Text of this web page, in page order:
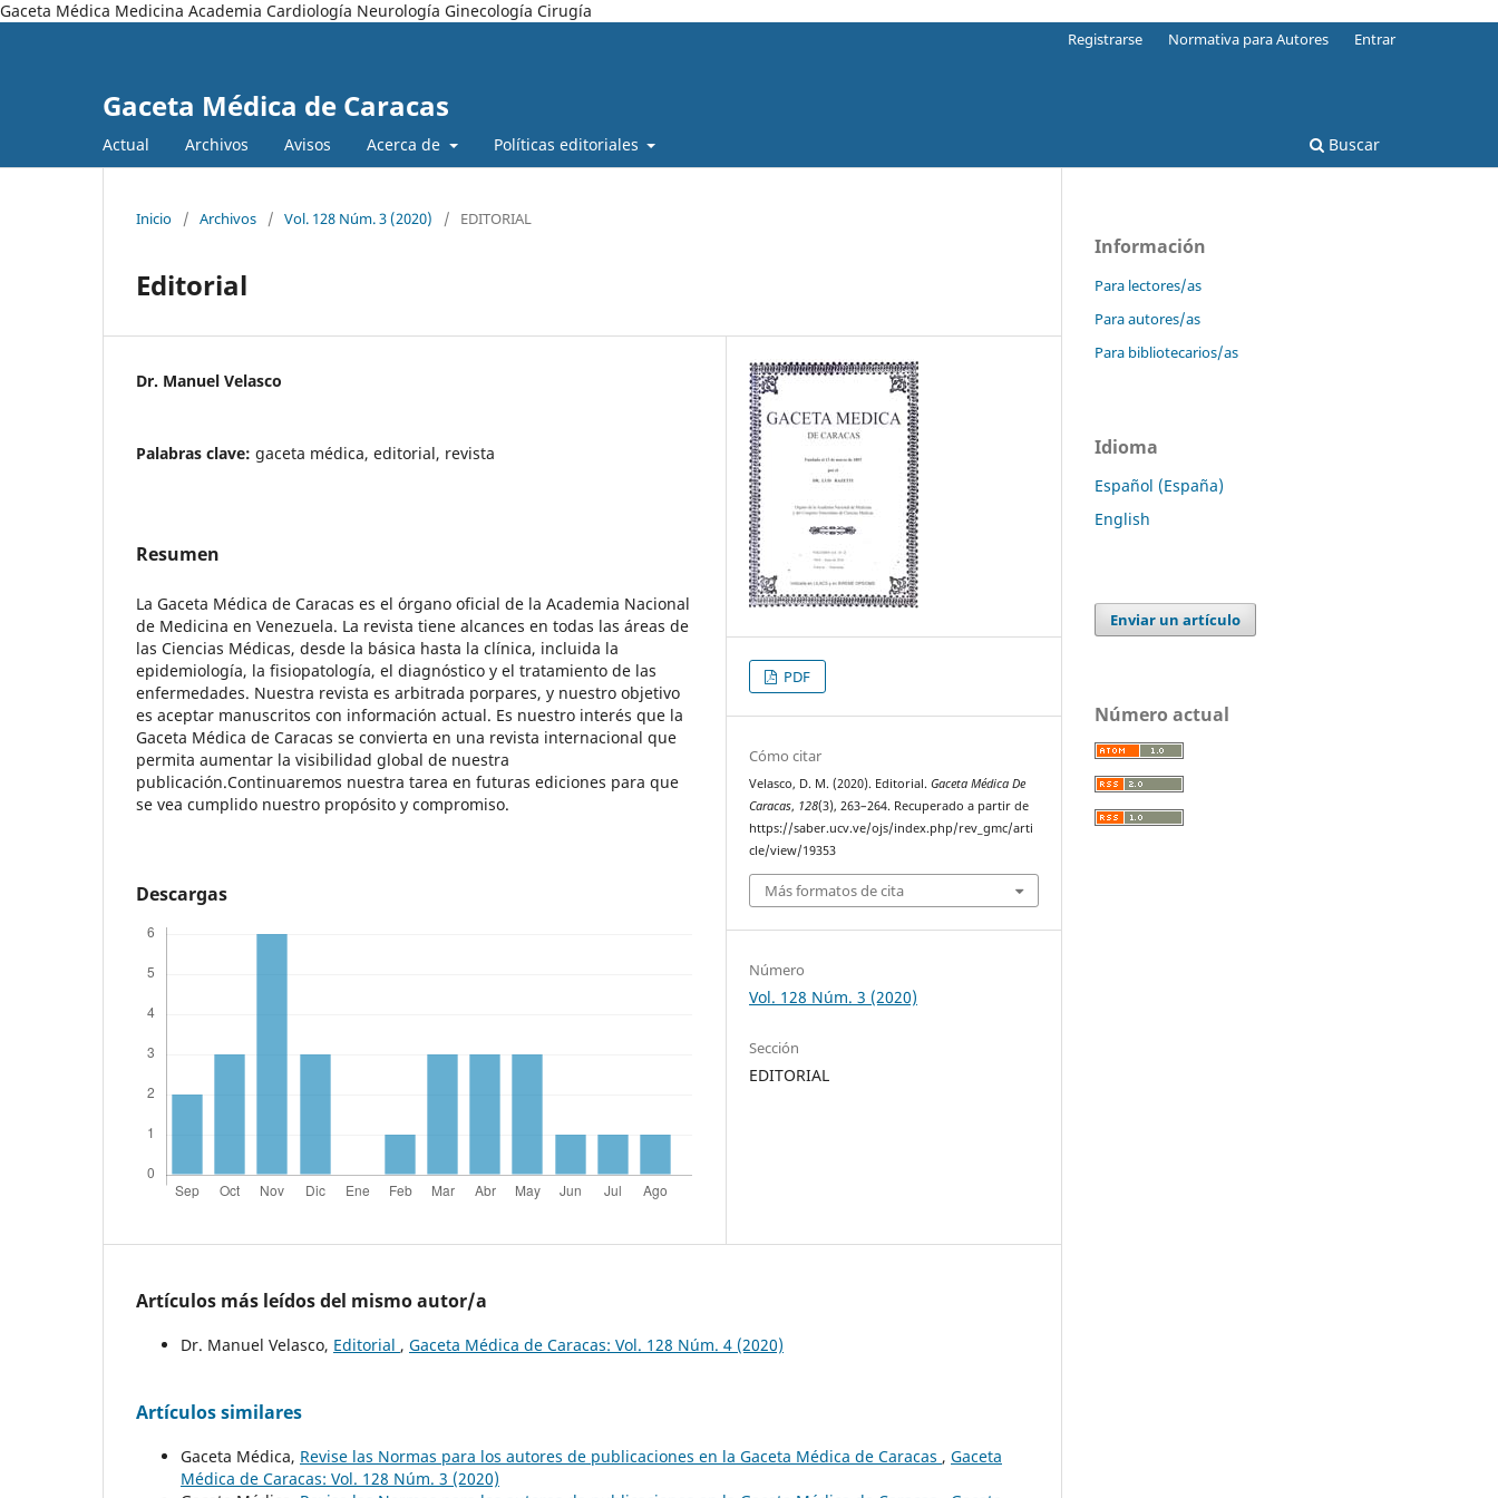
Gaceta Médica Medicina Academia Cardiología Neurología Ginecología Cirugía
Gaceta Médica de Caracas
Actual Archivos Avisos Acerca de Políticas editoriales Buscar
Registrarse Normativa para Autores Entrar
Inicio / Archivos / Vol. 128 Núm. 3 (2020) / EDITORIAL
Editorial
Dr. Manuel Velasco
Palabras clave: gaceta médica, editorial, revista
Resumen
La Gaceta Médica de Caracas es el órgano oficial de la Academia Nacional
de Medicina en Venezuela. La revista tiene alcances en todas las áreas de
las Ciencias Médicas, desde la básica hasta la clínica, incluida la
epidemiología, la fisiopatología, el diagnóstico y el tratamiento de las
enfermedades. Nuestra revista es arbitrada porpares, y nuestro objetivo
es aceptar manuscritos con información actual. Es nuestro interés que la
Gaceta Médica de Caracas se convierta en una revista internacional que
permita aumentar la visibilidad global de nuestra
publicación.Continuaremos nuestra tarea en futuras ediciones para que
se vea cumplido nuestro propósito y compromiso.
Descargas
PDF
Cómo citar
Velasco, D. M. (2020). Editorial.Gaceta Médica De
Caracas, 128(3), 263–264. Recuperado a partir de
https://saber.ucv.ve/ojs/index.php/rev_gmc/arti
cle/view/19353
Más formatos de cita
Número
Vol. 128 Núm. 3 (2020)
Sección
EDITORIAL
Artículos más leídos del mismo autor/a
Dr. Manuel Velasco, Editorial , Gaceta Médica de Caracas: Vol. 128 Núm. 4 (2020)
Artículos similares
Gaceta Médica, Revise las Normas para los autores de publicaciones en la Gaceta Médica de Caracas , Gaceta
Médica de Caracas: Vol. 128 Núm. 3 (2020)
Información
Para lectores/as
Para autores/as
Para bibliotecarios/as
Idioma
Español (España)
English
Enviar un artículo
Número actual